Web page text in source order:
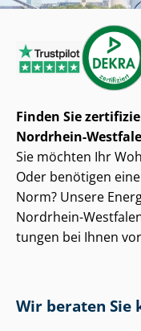
Finden Sie
Nordrhein-
Sie möchten Ihr
Oder benötigen
Norm? Unsere
Nordrhein-
tun­gen bei Ihnen
Wir beraten Sie